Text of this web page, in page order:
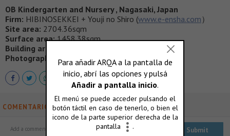
OB Kindergarten and Nursery , Nagasaki, Japan
Firm: HIBINOSEKKEI + Youji no Shiro (www.e-ensha.com ）
Site area: 2704.36sqm
Surface area:1458.38sqm
Building area:
Photography:
by Studio Bauhaus, Ryuji Inoue
COMENTARIOS